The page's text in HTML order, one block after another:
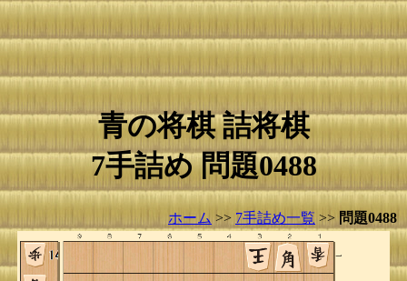
青の将棋 詰将棋
7手詰め 問題0488
ホーム >> 7手詰め一覧 >> 問題0488